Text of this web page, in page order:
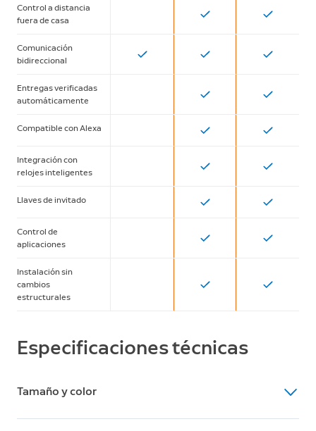
Control a distancia
fuera de casa
Comunicación
bidireccional
Entregas verificadas
automáticamente
Compatible con Alexa
Integración con
relojes inteligentes
Llaves de invitado
Control de
aplicaciones
Instalación sin
cambios
estructurales
Especificaciones técnicas
Tamaño y color